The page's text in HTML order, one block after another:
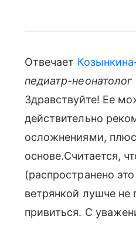
Отвечает
педиатр-неонатолог
Здравствуйте! Ее
действительно
осложнениями,
основе.Считается,
(распространено
ветрянкой лушче не
привиться. С